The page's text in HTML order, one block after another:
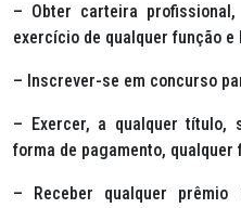
– Obter carteira
exercício de qualquer função
– Inscrever-se em concurso
– Exercer, a qualquer título,
forma de pagamento,
– Receber qualquer prêmio